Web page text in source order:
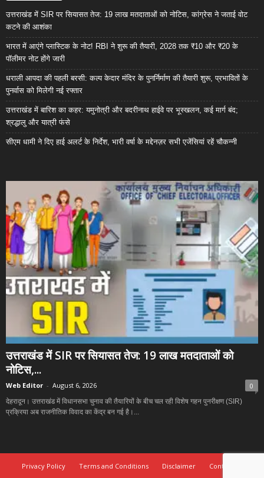
उत्तराखंड में SIR पर सियासत तेज: 19 लाख मतदाताओं को नोटिस, कांग्रेस ने जताई वोट
कटने की आशंका
भारत में आएंगे प्लास्टिक के नोट! RBI ने शुरू की तैयारी, 2028 तक ₹10 और ₹20 के
पॉलीमर नोट होंगे जारी
धराली आपदा की पहली बरसी: कल्प केदार मंदिर के पुनर्निर्माण की तैयारी शुरू, प्रभावितों के
पुनर्वास को मिलेगी नई रफ्तार
उत्तराखंड में बारिश का कहर: यमुनोत्री और बदरीनाथ हाईवे पर भूस्खलन, कई मार्ग बंद;
श्रद्धालु और यात्री फंसे
सीएम धामी ने दिए हाई अलर्ट के निर्देश, भारी वर्षा के मद्देनज़र सभी एजेंसियां रहें चौकन्नी
उत्तराखंड में SIR पर सियासत तेज: 19 लाख मतदाताओं को
नोटिस,...
Web Editor - August 6, 2026 0
देहरादून। उत्तराखंड में विधानसभा चुनाव की तैयारियों के बीच चल रही विशेष गहन पुनरीक्षण (SIR)
प्रक्रिया अब राजनीतिक विवाद का केंद्र बन गई है।...
Privacy Policy Terms and Conditions Disclaimer Contact Us